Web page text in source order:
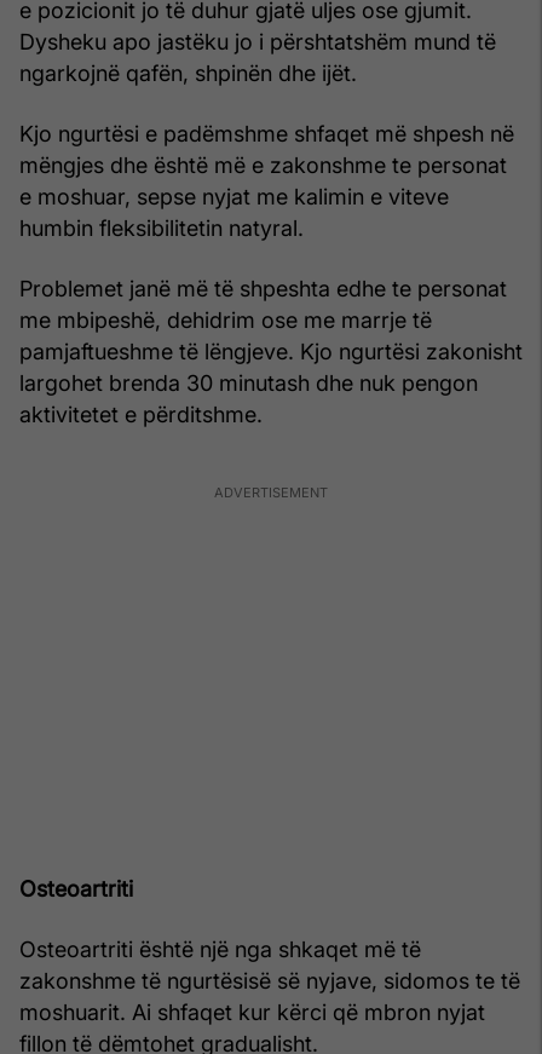
e pozicionit jo të duhur gjatë uljes ose gjumit.
Dysheku apo jastëku jo i përshtatshëm mund të
ngarkojnë qafën, shpinën dhe ijët.
Kjo ngurtësi e padëmshme shfaqet më shpesh në
mëngjes dhe është më e zakonshme te personat
e moshuar, sepse nyjat me kalimin e viteve
humbin fleksibilitetin natyral.
Problemet janë më të shpeshta edhe te personat
me mbipeshë, dehidrim ose me marrje të
pamjaftueshme të lëngjeve. Kjo ngurtësi zakonisht
largohet brenda 30 minutash dhe nuk pengon
aktivitetet e përditshme.
Osteoartriti
Osteoartriti është një nga shkaqet më të
zakonshme të ngurtësisë së nyjave, sidomos te të
moshuarit. Ai shfaqet kur kërci që mbron nyjat
fillon të dëmtohet gradualisht.